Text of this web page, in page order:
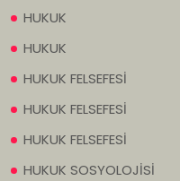
HUKUK
HUKUK
HUKUK FELSEFESİ
HUKUK FELSEFESİ
HUKUK FELSEFESİ
HUKUK SOSYOLOJİSİ